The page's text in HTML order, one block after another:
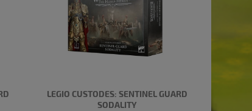
LEGIO CUSTODES: SENTINEL GUARD
SODALITY